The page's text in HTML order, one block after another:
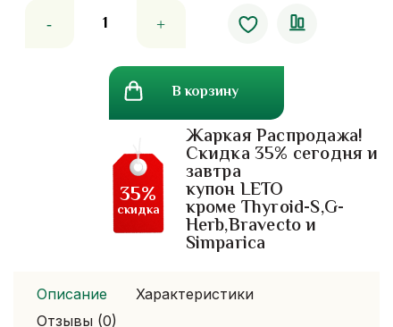
товара
В корзину
Жаркая Распродажа!
Скидка 35% сегодня и
завтра
купон LETO
кроме Thyroid-S,G-
Herb,Bravecto и
Simparica
35%
скидка
Описание
Характеристики
Отзывы (0)